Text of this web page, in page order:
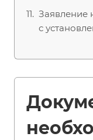
Заявление
с